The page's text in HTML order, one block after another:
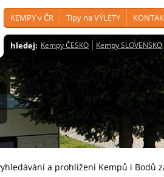
KEMPY v ČR Tipy na VÝLETY
hledej: Kempy ČESKO Kempy SLOVENSKO
a prohlížení Kempů i